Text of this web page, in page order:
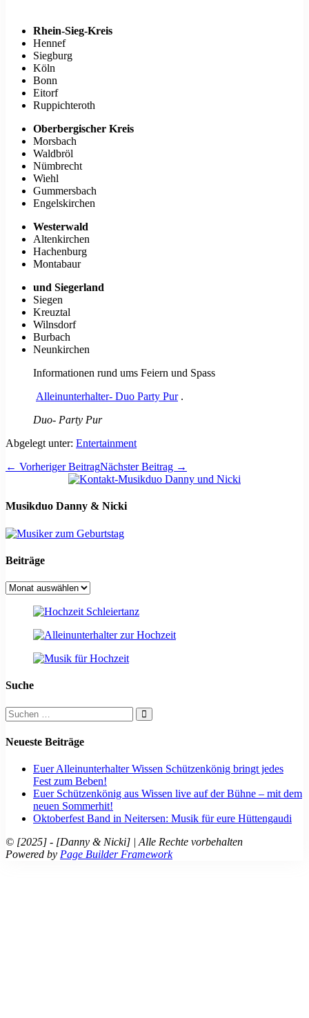
Rhein-Sieg-Kreis
Hennef
Siegburg
Köln
Bonn
Eitorf
Ruppichteroth
Oberbergischer Kreis
Morsbach
Waldbröl
Nümbrecht
Wiehl
Gummersbach
Engelskirchen
Westerwald
Altenkirchen
Hachenburg
Montabaur
und Siegerland
Siegen
Kreuztal
Wilnsdorf
Burbach
Neunkirchen
Informationen rund ums Feiern und Spass
Alleinunterhalter- Duo Party Pur.
Duo- Party Pur
Abgelegt unter: Entertainment
Beitragsnavigation
← Vorheriger BeitragNächster Beitrag →
Musikduo Danny & Nicki
Beiträge
Beiträge
Suche
Suchen
nach:
Neueste Beiträge
Euer Alleinunterhalter Wissen Schützenkönig bringt jedes
Fest zum Beben!
Euer Schützenkönig aus Wissen live auf der Bühne – mit dem
neuen Sommerhit!
Oktoberfest Band in Neitersen: Musik für eure Hüttengaudi
© [2025] - [Danny & Nicki] | Alle Rechte vorbehalten
Powered by Page Builder Framework